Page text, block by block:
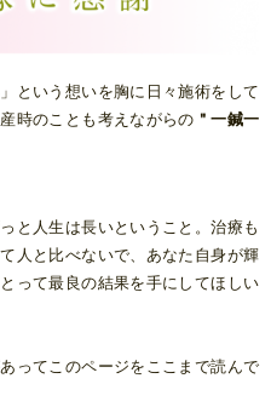
という想いを胸に日々施術をして
時のことも考えながらの ＂一鍼一
と人生は長いということ。治療も
人と 比べないで、あなた自身が輝
って最良の結果を手にしてほしい
ってこのページをここまで読んで